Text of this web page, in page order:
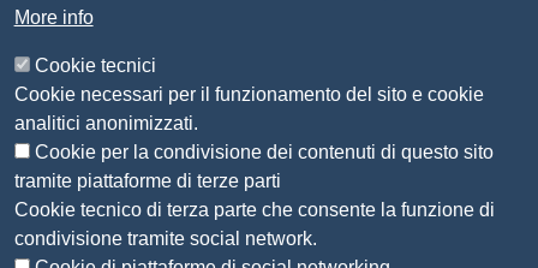
Mappa del sito
Privacy
Social Media Policy
Dichiarazione di accessibilità
Feedback accessibilità
Siti tematici: Maremma e Tirreno Itinerari
More info
Cookie tecnici
Cookie necessari per il funzionamento del sito e cookie
analitici anonimizzati.
Cookie per la condivisione dei contenuti di questo sito
tramite piattaforme di terze parti
Cookie tecnico di terza parte che consente la funzione di
condivisione tramite social network.